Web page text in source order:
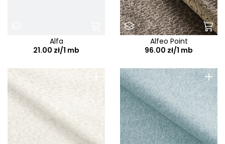
Alfa
21.00 zł/1 mb
Alfeo Point
96.00 zł/1 mb
+ +